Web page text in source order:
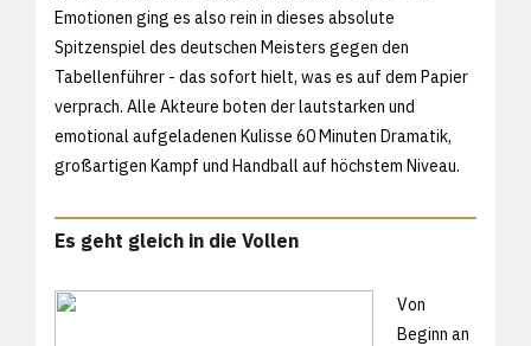
Emotionen ging es also rein in dieses absolute
Spitzenspiel des deutschen Meisters gegen den
Tabellenführer - das sofort hielt, was es auf dem Papier
verprach. Alle Akteure boten der lautstarken und
emotional aufgeladenen Kulisse 60 Minuten Dramatik,
großartigen Kampf und Handball auf höchstem Niveau.
Es geht gleich in die Vollen
Von
Beginn an